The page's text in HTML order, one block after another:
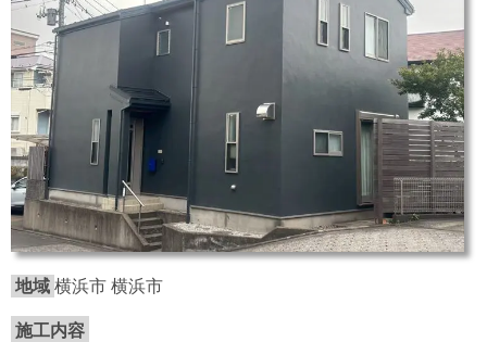
地域 横浜市 横浜市
施工内容